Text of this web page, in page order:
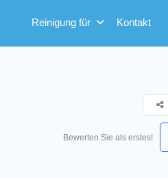
Reinigung für Kontakt
Bewerten Sie als erstes!